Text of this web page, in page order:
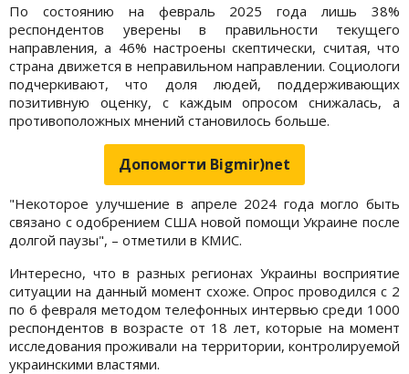
По состоянию на февраль 2025 года лишь 38%
респондентов уверены в правильности текущего
направления, а 46% настроены скептически, считая, что
страна движется в неправильном направлении. Социологи
подчеркивают, что доля людей, поддерживающих
позитивную оценку, с каждым опросом снижалась, а
противоположных мнений становилось больше.
Допомогти Bigmir)net
"Некоторое улучшение в апреле 2024 года могло быть
связано с одобрением США новой помощи Украине после
долгой паузы", – отметили в КМИС.
Интересно, что в разных регионах Украины восприятие
ситуации на данный момент схоже. Опрос проводился с 2
по 6 февраля методом телефонных интервью среди 1000
респондентов в возрасте от 18 лет, которые на момент
исследования проживали на территории, контролируемой
украинскими властями.